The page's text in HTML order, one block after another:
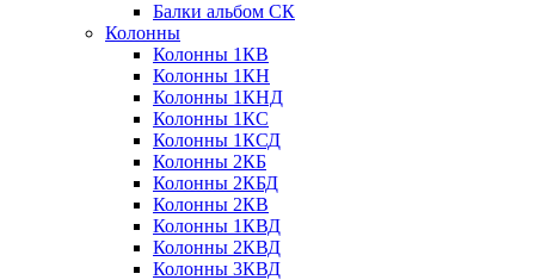
Балки альбом СК
Колонны
Колонны 1КВ
Колонны 1КН
Колонны 1КНД
Колонны 1КС
Колонны 1КСД
Колонны 2КБ
Колонны 2КБД
Колонны 2КВ
Колонны 1КВД
Колонны 2КВД
Колонны 3КВД